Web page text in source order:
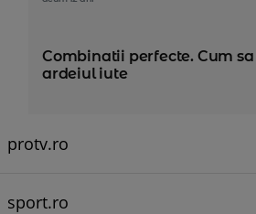
Combinatii perfecte. Cum
ardeiul iute
protv.ro
sport.ro